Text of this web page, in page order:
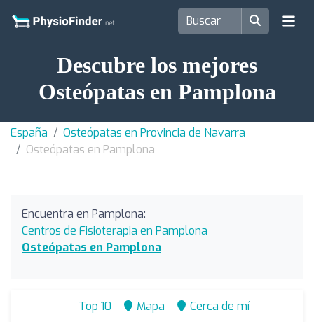
Descubre los mejores
Osteópatas en Pamplona
España
Osteópatas en Provincia de Navarra
Osteópatas en Pamplona
Encuentra en Pamplona:
Centros de Fisioterapia en Pamplona
Osteópatas en Pamplona
Top 10 Mapa Cerca de mí